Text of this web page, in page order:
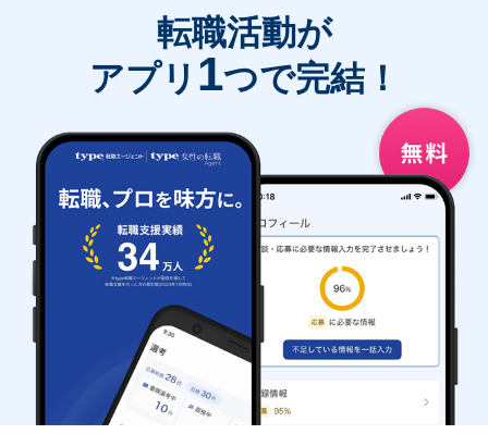
転職活動が
アプリ 1つで完結！